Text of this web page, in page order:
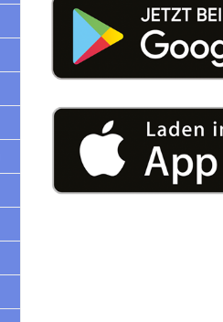
Recht auf Impfung
Vorsorge- und
Material zu den Vorsorgen
Entwicklungskalender
Broschüren und
Familienzeit gesund